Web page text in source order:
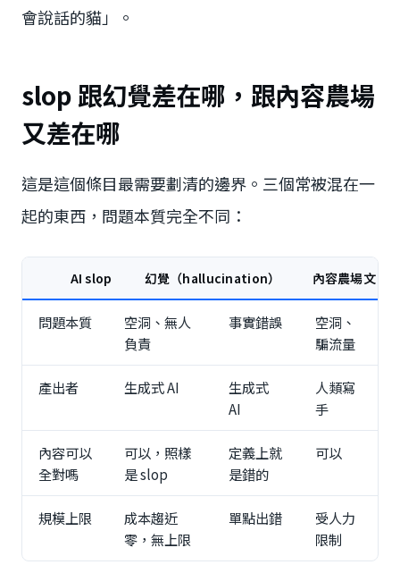
會說話的貓」。
slop 跟幻覺差在哪，跟內容農場
又差在哪
這是這個條目最需要劃清的邊界。三個常被混在一
起的東西，問題本質完全不同：
AI slop 幻覺（hallucination） 內容農場文
問題本質
空洞、無人
負責
事實錯誤
空洞、
騙流量
產出者 生成式 AI
生成式
AI
人類寫
手
內容可以
全對嗎
可以，照樣
是 slop
定義上就
是錯的
可以
規模上限
成本趨近
零，無上限
單點出錯
受人力
限制